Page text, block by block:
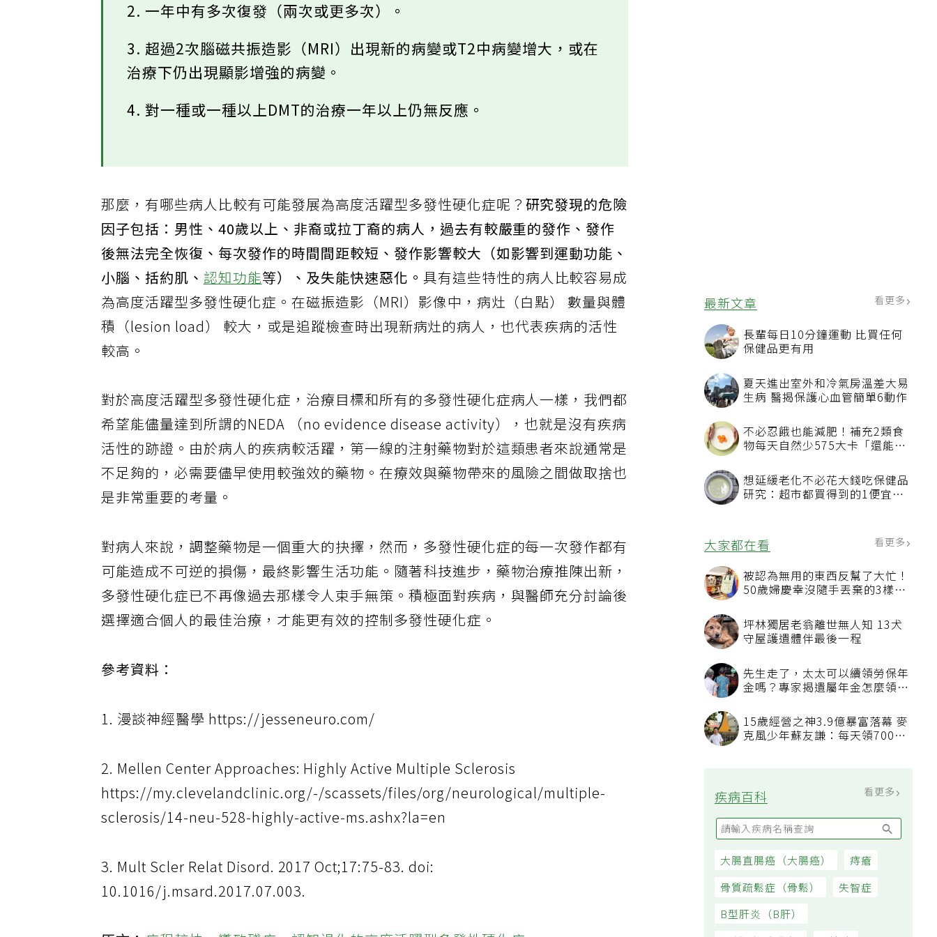
最新文章 看更多
長輩每日10分鐘運動 比買任何
保健品更有用
夏天進出室外和冷氣房溫差大易
生病 醫揭保護心血管簡單6動作
不必忍餓也能減肥！補充2類食
物每天自然少575大卡「還能吃
想延緩老化不必花大錢吃保健品
研究：超市都買得到的1便宜食
大家都在看
被認為無用的東西反幫了大忙！
50歲婦慶幸沒隨手丟棄的3樣物
坪林獨居老翁離世無人知 13犬
守屋護遺體伴最後一程
先生走了，太太可以續領勞保年
看順位還要看資格
15歲經營之神3.9億暴富落幕 麥
疾病百科
2. 一年中有多次復發（兩次或更多次）。
3. 超過2次腦磁共振造影（MRI）出現新的病變或T2中病變增大，或在
治療下仍出現顯影增強的病變。
4. 對一種或一種以上DMT的治療一年以上仍無反應。
那麼，有哪些病人比較有可能發展為高度活躍型多發性硬化症呢？研究發現的危險
因子包括：男性、40歲以上、非裔或拉丁裔的病人，過去有較嚴重的發作、發作
後無法完全恢復、每次發作的時間間距較短、發作影響較大（如影響到運動功能、
小腦、括約肌、認知功能等）、及失能快速惡化。具有這些特性的病人比較容易成
為高度活躍型多發性硬化症。在磁振造影（MRI）影像中，病灶（白點） 數量與體
積（lesion load） 較大，或是追蹤檢查時出現新病灶的病人，也代表疾病的活性
較高。
對於高度活躍型多發性硬化症，治療目標和所有的多發性硬化症病人一樣，我們都
希望能儘量達到所謂的NEDA （no evidence disease activity），也就是沒有疾病
活性的跡證。由於病人的疾病較活躍，第一線的注射藥物對於這類患者來說通常是
不足夠的，必需要儘早使用較強效的藥物。在療效與藥物帶來的風險之間做取捨也
是非常重要的考量。
對病人來說，調整藥物是一個重大的抉擇，然而，多發性硬化症的每一次發作都有
可能造成不可逆的損傷，最終影響生活功能。隨著科技進步，藥物治療推陳出新，
多發性硬化症已不再像過去那樣令人束手無策。積極面對疾病，與醫師充分討論後
選擇適合個人的最佳治療，才能更有效的控制多發性硬化症。
參考資料：
1. 漫談神經醫學 https://jesseneuro.com/
2. Mellen Center Approaches: Highly Active Multiple Sclerosis
https://my.clevelandclinic.org/-/scassets/files/org/neurological/multiple-
sclerosis/14-neu-528-highly-active-ms.ashx?la=en
3. Mult Scler Relat Disord. 2017 Oct;17:75-83. doi:
10.1016/j.msard.2017.07.003.